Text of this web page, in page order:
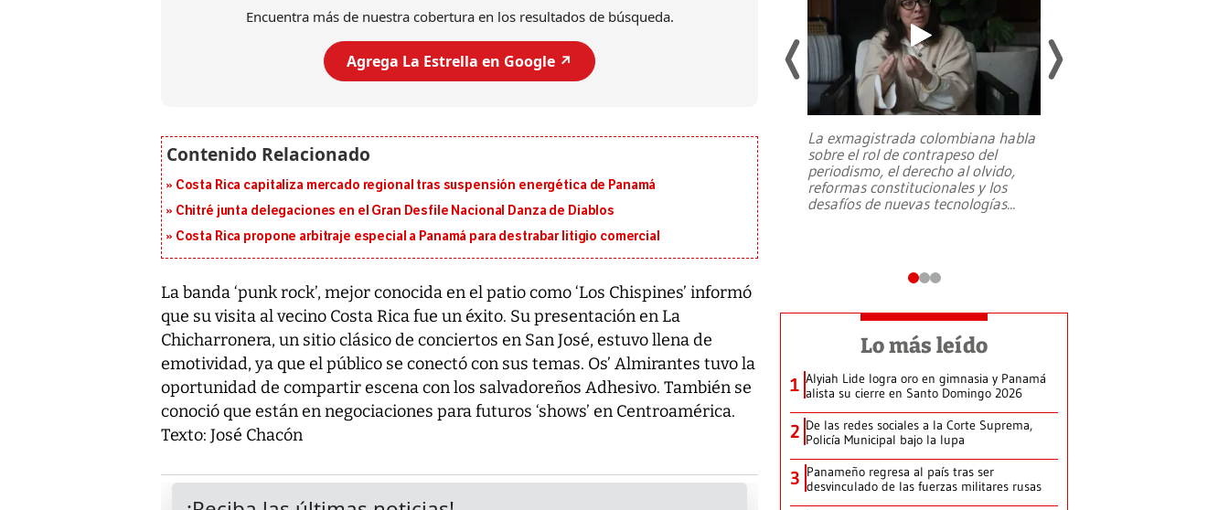
Encuentra más de nuestra cobertura en los resultados de búsqueda.
Agrega La Estrella en Google ↗️
Costa Rica capitaliza mercado regional tras suspensión energética de Panamá
Chitré junta delegaciones en el Gran Desfile Nacional Danza de Diablos
Costa Rica propone arbitraje especial a Panamá para destrabar litigio comercial
La banda ‘punk rock’, mejor conocida en el patio como ‘Los Chispines’ informó
que su visita al vecino Costa Rica fue un éxito. Su presentación en La
Chicharronera, un sitio clásico de conciertos en San José, estuvo llena de
emotividad, ya que el público se conectó con sus temas. Os’ Almirantes tuvo la
oportunidad de compartir escena con los salvadoreños Adhesivo. También se
conoció que están en negociaciones para futuros ‘shows’ en Centroamérica.
Texto: José Chacón
al sur de Japón, provocando una
La exmagistrada colombiana habla
sobre el rol de contrapeso del
periodismo, el derecho al olvido,
reformas constitucionales y los
desafíos de nuevas tecnologías...
Lo más leído
1 Alyiah Lide logra oro en gimnasia y Panamá
alista su cierre en Santo Domingo 2026
2 De las redes sociales a la Corte Suprema,
Policía Municipal bajo la lupa
3 Panameño regresa al país tras ser
desvinculado de las fuerzas militares rusas